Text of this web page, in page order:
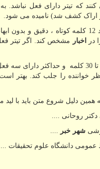
که تیتر دارای فعل نباشد.
تیتر می باشد، تیتر اصلی حداکثر باید 12
در اخبار
مشخص کند. اگر تیتر
لید می باشد. کلمات لید حداکثر باید 15 تا
خواننده را جلب کند. بهتر
دلیل شروع متن باید با لید
روحانی ....
شهر خبر
عمومی دانشگاه علوم تحقیقات ....